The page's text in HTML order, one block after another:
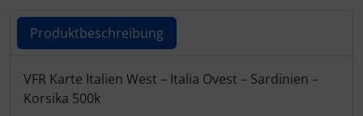
Produktbeschreibung
Produktbeschreibung
VFR Karte Italien West – Italia Ovest – Sardinien –
Korsika 500k